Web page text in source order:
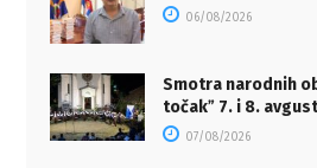
06/08/2026
Smotra narodnih
točakˮ 7. i 8.
07/08/2026